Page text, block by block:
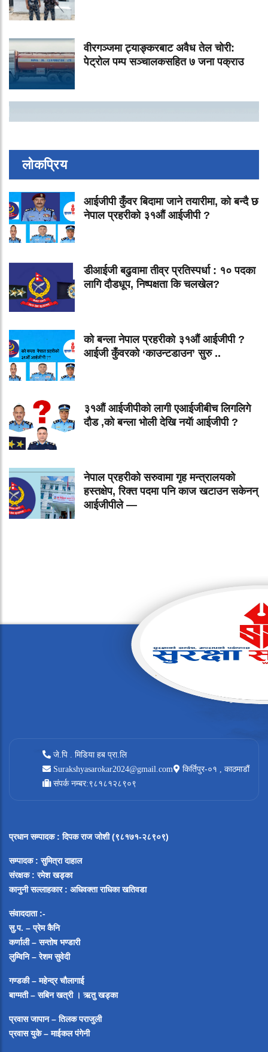
वीरगञ्जमा ट्याङ्करबाट अवैध तेल चोरी:
पेट्रोल पम्प सञ्चालकसहित ७ जना पक्राउ
लोकप्रिय
आईजीपी कुँवर बिदामा जाने तयारीमा, को बन्दै छ
नेपाल प्रहरीको ३१औं आईजीपी ?
डीआईजी बढुवामा तीव्र प्रतिस्पर्धा : १० पदका
लागि दौडधूप, निष्पक्षता कि चलखेल?
को बन्ला नेपाल प्रहरीको ३१औं आईजीपी ?
आईजी कुँवरको ‘काउन्टडाउन’ सुरु ..
३१औं आईजीपीको लागी एआईजीबीच लिगलिगे
दौड ,को बन्ला भोली देखि नयॅा आईजीपी ?
नेपाल प्रहरीको सरुवामा गृह मन्त्रालयको
हस्तक्षेप, रिक्त पदमा पनि काज खटाउन सकेनन्
आईजीपीले —
जे.पि . मिडिया हब प्रा.लि
Surakshyasarokar2024@gmail.com
किर्तिपुर-०१ , काठमाडौं
संपर्क नम्बर:९८१८१२८९०९
प्रधान सम्पादक: दिपक राज जोशी (९८१७१-२८९०९)
सम्पादक : सुमित्रा दाहाल
संरक्षक : रमेश खड्का
कानुनी सल्लाहकार : अधिवक्ता राधिका खतिवडा
संवाददाता :-
सु.प. – प्रेम कैनि
कर्णाली – सन्तोष भण्डारी
लुम्विनि – रेशम सुवेदी
गण्डकी – महेन्द्र चौलागाई
बाग्मती – सबिन खत्री ।ऋतु खड्का
प्रवास जापान – तिलक पराजुली
प्रवास युके – माईकल पंगेनी